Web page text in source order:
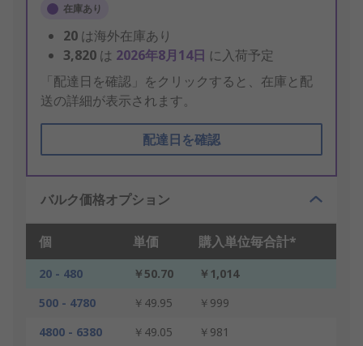
在庫あり
20 は海外在庫あり
3,820 は 2026年8月14日 に入荷予定
「配達日を確認」をクリックすると、在庫と配
送の詳細が表示されます。
配達日を確認
バルク価格オプション
個 単価 購入単位毎合計*
20 - 480 ￥50.70
￥1,014
500 - 4780
￥49.95
￥999
4800 - 6380
￥49.05
￥981